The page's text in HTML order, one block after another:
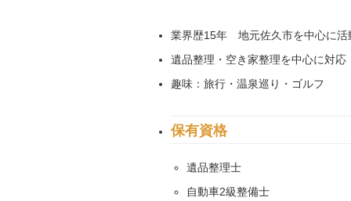
業界歴15年 地元佐久市を中心に活
遺品整理・空き家整理を中心に対応
趣味：旅行・温泉巡り・ゴルフ
保有資格
遺品整理士
自動車2級整備士